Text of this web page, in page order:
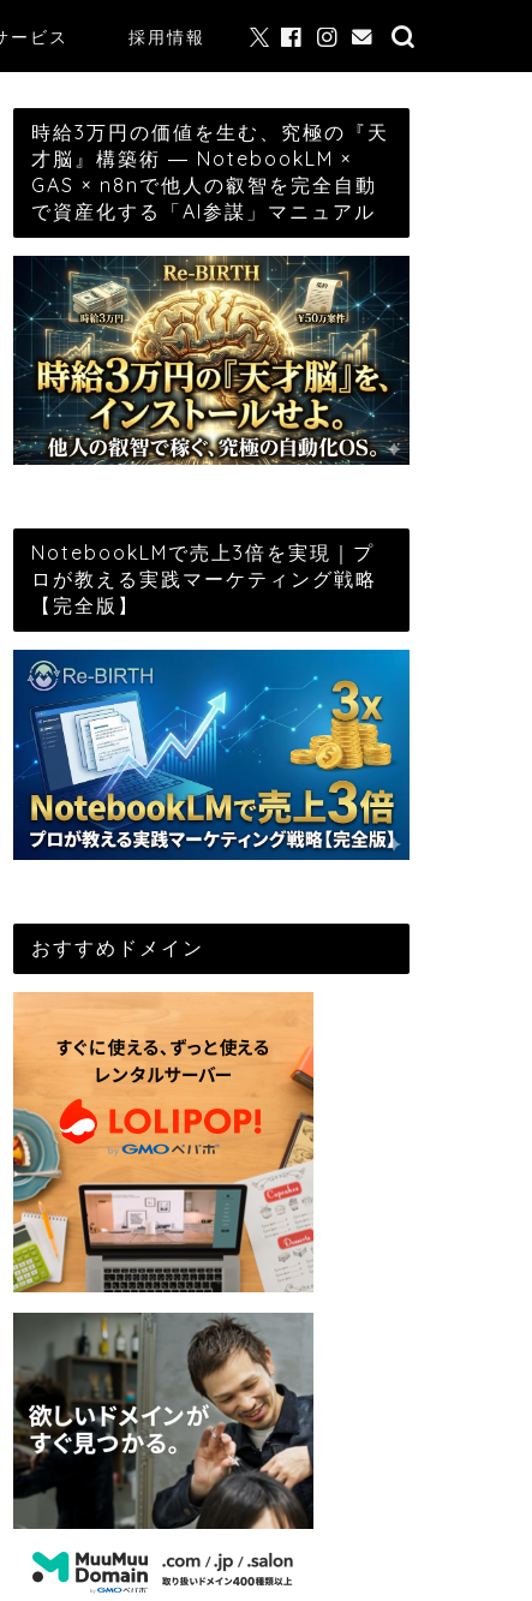
ービス 採用情報
時給3万円の価値を生む、究極の『天
才脳』構築術 ― NotebookLM ×
GAS × n8nで他人の叡智を完全自動
で資産化する「AI参謀」マニュアル
NotebookLMで売上3倍を実現｜プ
ロが教える実践マーケティング戦略
【完全版】
おすすめドメイン